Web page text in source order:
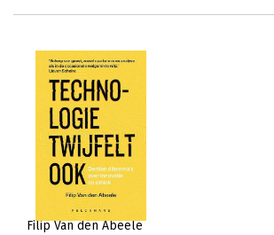
Filip Van den Abeele